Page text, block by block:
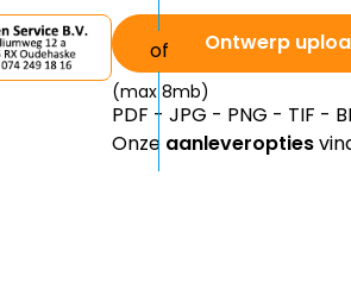
Ontwerp
(max 8mb)
PDF - JPG - PNG - TIF -
Onze aanleveropties